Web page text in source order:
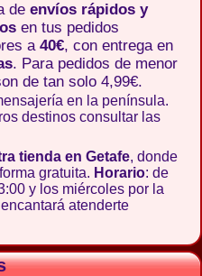
de envíos rápidos y
en tus pedidos
a 40€, con entrega en
. Para pedidos de menor
de tan solo 4,99€.
en la península.
destinos consultar las
tienda en Getafe, donde
gratuita. Horario: de
y los miércoles por la
atenderte